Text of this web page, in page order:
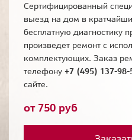
Сертифицированный
выезд на дом в
бесплатную диагностику
произведет ремонт с
комплектующих. Заказ
телефону +7 (495) 137-98-
сайте.
от 750 руб